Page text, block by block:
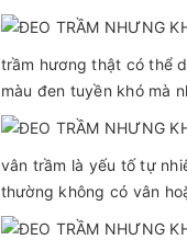
trầm hương thật có thể
màu đen tuyền khó mà
vân trầm là yếu tố tự
thường không có vân